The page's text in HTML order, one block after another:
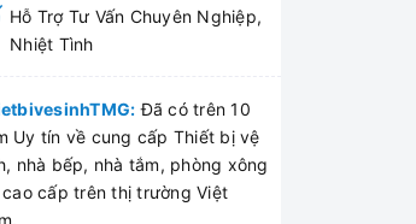
Hỗ Trợ Tư Vấn Chuyên Nghiệp,
Nhiệt Tình
Đã có trên 10
Uy tín về cung cấp Thiết bị vệ
nhà bếp, nhà tắm, phòng xông
cao cấp trên thị trường Việt